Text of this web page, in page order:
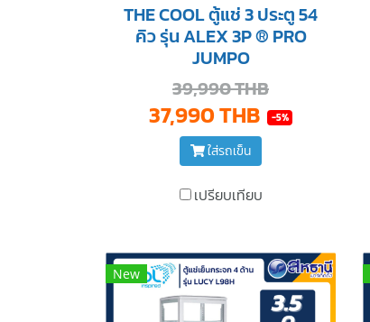
THE COOL ตู้แช่ 3 ประตู 54
คิว รุ่น ALEX 3P ® PRO
JUMPO
39,990 THB
37,990 THB -5%
ใส่รถเข็น
เปรียบเทียบ
New